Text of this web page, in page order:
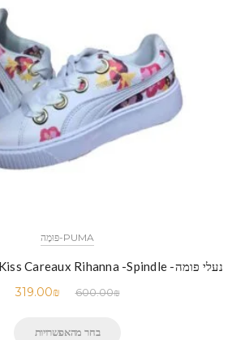
PUMA-פּוּמָה
נעלי פומה- Puma Platform Kiss Careaux Rihanna -Spindle
600.00₪
319.00₪
בחר מהאפשרויות